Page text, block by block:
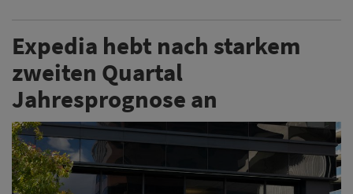
Expedia hebt nach starkem
zweiten Quartal
Jahresprognose an